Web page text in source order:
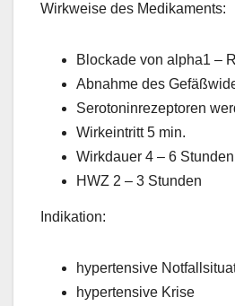
Wirkweise des Medikaments:
Blockade von alpha1 –
Abnahme des
Serotoninrezeptoren
Wirkeintritt 5 min.
Wirkdauer 4 – 6 Stunden
HWZ 2 – 3 Stunden
Indikation:
hypertensive
hypertensive Krise